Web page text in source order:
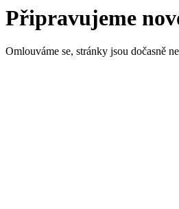
Připravujeme
Omlouváme se, stránky jsou dočasně